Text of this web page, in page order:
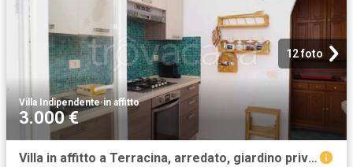
12 foto
Villa Indipendente·in affitto
3.000 €
Villa in affitto a Terracina, arredato, giardino privato, terrazzo TrovaCasa